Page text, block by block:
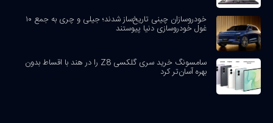
خودروسازان چینی تاریخ‌ساز شدند؛ جیلی و چری به جمع ۱۰
غول خودروسازی دنیا پیوستند
سامسونگ خرید سری گلکسی Z8 را در هند با اقساط بدون
بهره آسان‌تر کرد